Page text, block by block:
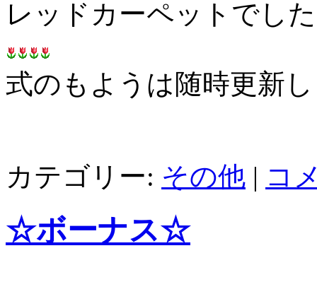
レッドカーペットでした
式のもようは随時更新
カテゴリー: その他 | コ
☆ボーナス☆